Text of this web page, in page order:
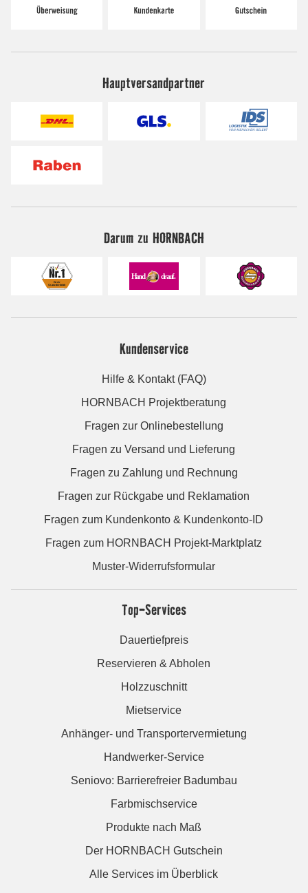
Hauptversandpartner
Darum zu HORNBACH
Kundenservice
Hilfe & Kontakt (FAQ)
HORNBACH Projektberatung
Fragen zur Onlinebestellung
Fragen zu Versand und Lieferung
Fragen zu Zahlung und Rechnung
Fragen zur Rückgabe und Reklamation
Fragen zum Kundenkonto & Kundenkonto-ID
Fragen zum HORNBACH Projekt-Marktplatz
Muster-Widerrufsformular
Top-Services
Dauertiefpreis
Reservieren & Abholen
Holzzuschnitt
Mietservice
Anhänger- und Transportervermietung
Handwerker-Service
Seniovo: Barrierefreier Badumbau
Farbmischservice
Produkte nach Maß
Der HORNBACH Gutschein
Alle Services im Überblick